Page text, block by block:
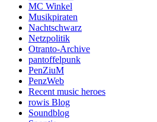
MC Winkel
Musikpiraten
Nachtschwarz
Netzpolitik
Otranto-Archive
pantoffelpunk
PenZiuM
PenzWeb
Recent music heroes
rowis Blog
Soundblog